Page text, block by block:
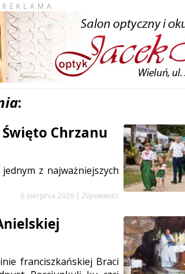
REKLAMA
:
Chrzanu
z najważniejszych
6 sierpnia 2026 | Zapowiedzi
franciszkańskiej Braci